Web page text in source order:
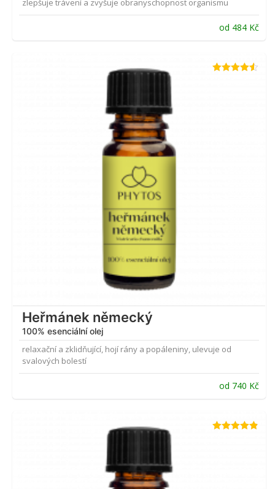
zlepšuje trávení a zvyšuje obranyschopnost organismu
od 484 Kč
Heřmánek německý
100% esenciální olej
relaxační a zklidňující, hojí rány a popáleniny, ulevuje od
svalových bolestí
od 740 Kč